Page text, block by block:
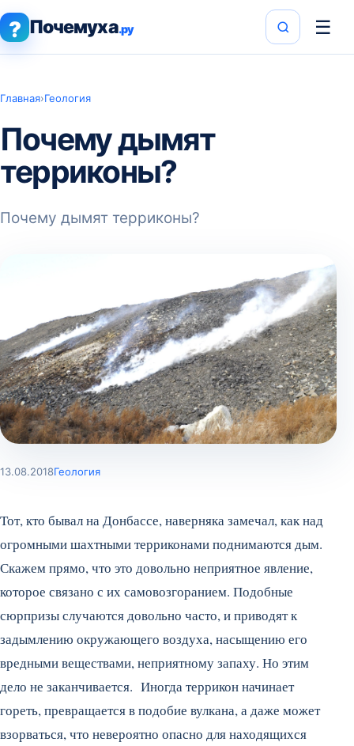
? Почемуха.ру ☰
Главная›Геология
Почему дымят
терриконы?
Почему дымят терриконы?
13.08.2018Геология
Тот, кто бывал на Донбассе, наверняка замечал, как над
огромными шахтными терриконами поднимаются дым.
Скажем прямо, что это довольно неприятное явление,
которое связано с их самовозгоранием. Подобные
сюрпризы случаются довольно часто, и приводят к
задымлению окружающего воздуха, насыщению его
вредными веществами, неприятному запаху. Но этим
дело не заканчивается. Иногда террикон начинает
гореть, превращается в подобие вулкана, а даже может
взорваться, что невероятно опасно для находящихся